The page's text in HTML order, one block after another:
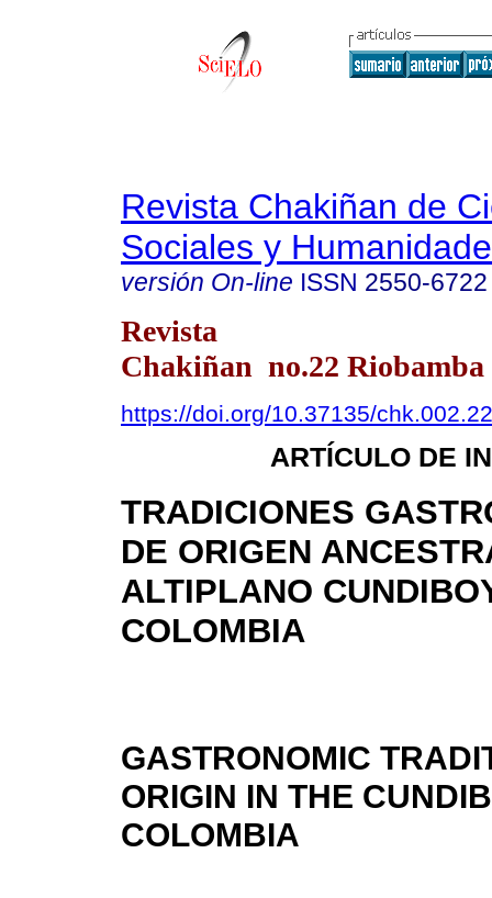
Revista Chakiñan de
Sociales y
versión On-line ISSN 2550-6722
Revista
Chakiñan no.22 Riobamba
https://doi.org/10.37135/
ARTÍCULO DE
TRADICIONES
DE ORIGEN
ALTIPLANO
COLOMBIA
GASTRONOMIC
ORIGIN IN THE
COLOMBIA